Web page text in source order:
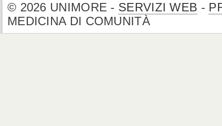
© 2026 UNIMORE - SERVIZI WEB -
MEDICINA DI COMUNITÀ